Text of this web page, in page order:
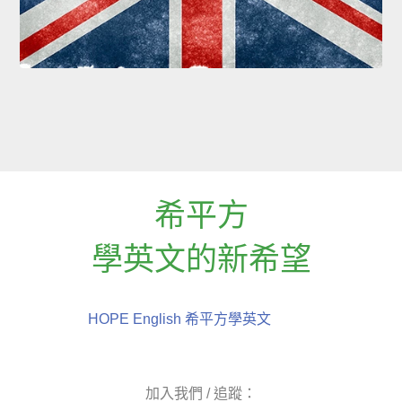
希平方
學英文的新希望
HOPE English 希平方學英文
加入我們 / 追蹤：